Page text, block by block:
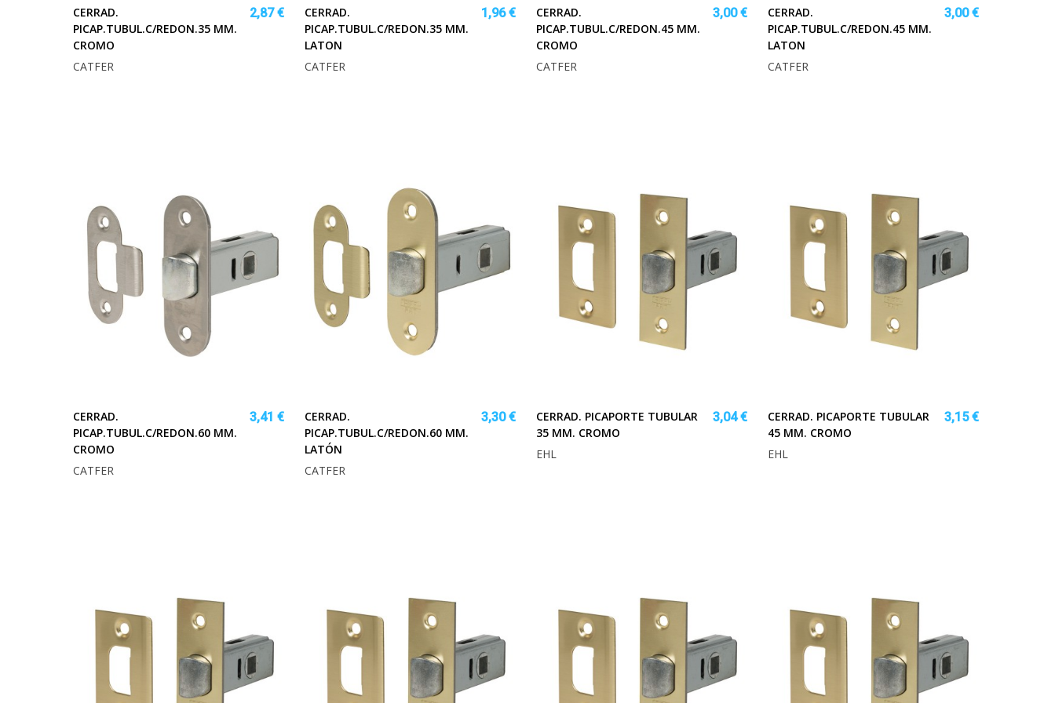
CERRAD.
PICAP.TUBUL.C/REDON.35 MM.
CROMO
2,87 €
CATFER
CERRAD.
PICAP.TUBUL.C/REDON.35 MM.
LATON
1,96 €
CATFER
CERRAD.
PICAP.TUBUL.C/REDON.45 MM.
CROMO
3,00 €
CATFER
CERRAD.
PICAP.TUBUL.C/REDON.45 MM.
LATON
3,00 €
CATFER
CERRAD.
PICAP.TUBUL.C/REDON.60 MM.
CROMO
3,41 €
CATFER
CERRAD.
PICAP.TUBUL.C/REDON.60 MM.
LATÓN
3,30 €
CATFER
CERRAD. PICAPORTE TUBULAR
35 MM. CROMO
3,04 €
EHL
CERRAD. PICAPORTE TUBULAR
45 MM. CROMO
3,15 €
EHL